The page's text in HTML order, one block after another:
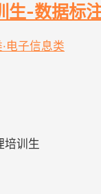
生-数据标
电子信息类
培训生